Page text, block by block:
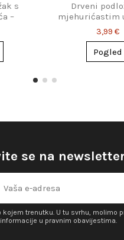
s
–
Drveni
mjehurićastim
– moderan
svaki stol
3,99 €
Pogled
se na
kojem trenutku. U tu svrhu, molimo
u pravnim obavijestima.